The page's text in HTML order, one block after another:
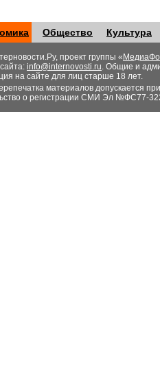
Общество Культура
проект группы «
info@internovosti.ru. Общие и
на сайте для лиц старше 18 лет.
материалов допускается
о регистрации СМИ Эл №ФС77-